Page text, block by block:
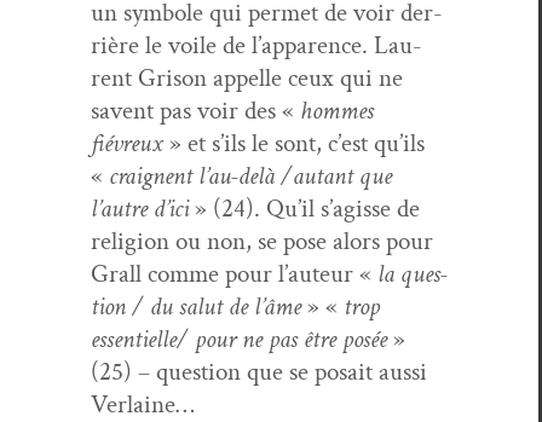
un sym­bole qui per­met de voir der­
rière le voile de l’apparence. Lau­
rent Gri­son appelle ceux qui ne
savent pas voir des « hommes
fiévreux» et s’ils le sont, c’est qu’ils
« craig­nent l’au-delà /autant que
l’autre d’ici» (24). Qu’il s’agisse de
reli­gion ou non, se pose alors pour
Grall comme pour l’auteur « la ques­
tion / du salut de l’âme» « trop
essentielle/ pour ne pas être posée»
(25) – ques­tion que se posait aus­si
Verlaine…